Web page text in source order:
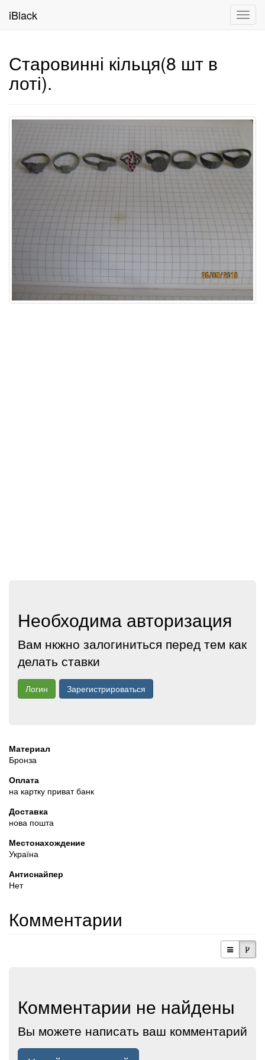
iBlack
Старовинні кільця(8 шт в
лоті).
Необходима авторизация
Вам нкжно залогиниться перед тем как
делать ставки
Логин Зарегистрироваться
Материал
Бронза
Оплата
на картку приват банк
Доставка
нова пошта
Местонахождение
Україна
Антиснайпер
Нет
Комментарии
Комментарии не найдены
Вы можете написать ваш комментарий